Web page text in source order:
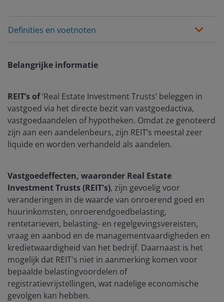
Definities en voetnoten
Belangrijke informatie
REIT’s of‘Real Estate Investment Trusts’ beleggen in
vastgoed via het directe bezit van vastgoedactiva,
vastgoedaandelen of hypotheken. Omdat ze genoteerd
zijn aan een aandelenbeurs, zijn REIT’s meestal zeer
liquide en worden verhandeld als aandelen.
Vastgoedeffecten, waaronder Real Estate
Investment Trusts (REIT's), zijn gevoelig voor
veranderingen in de waarde van onroerend goed en
huurinkomsten, onroerendgoedbelasting,
rentetarieven, belasting- en regelgevingsvereisten,
vraag en aanbod en de managementvaardigheden en
kredietwaardigheid van het bedrijf. Daarnaast is het
mogelijk dat REIT's niet in aanmerking komen voor
bepaalde belastingvoordelen of
registratievrijstellingen, wat nadelige economische
gevolgen kan hebben.